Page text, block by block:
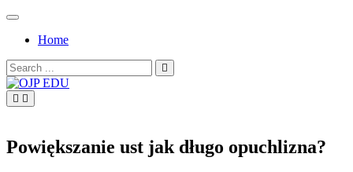
Skip
contentHome
Search
for:
Powiększanie ust jak długo opuchlizna?